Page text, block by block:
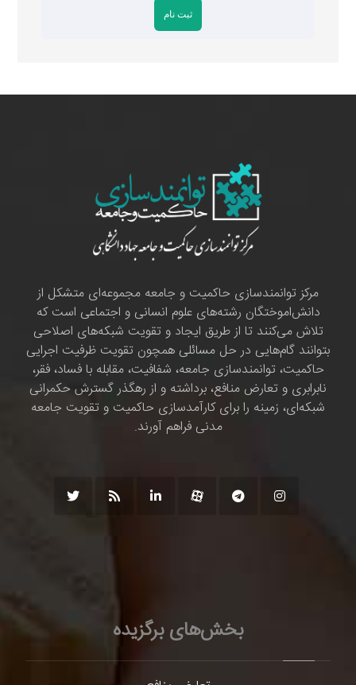
مرکز توانمندسازی حاکمیت و جامعه مجموعه‌ای متشکل از
دانش‌اموختگان رشته‌های علوم انسانی و اجتماعی است که
تلاش می‌کنند تا از طریق ایجاد و تقویت شبکه‌های اصلاحی
بتوانند گام‌هایی در حل مسائلی همچون تقویت ظرفیت اجرایی
حاکمیت، توانمندسازی جامعه، شفافیت، مقابله با فساد، فقر،
نابرابری و تعارض منافع، برداشته و از رهگذر گسترش حکمرانی
شبکه‌ای، زمینه را برای کارآمدسازی حاکمیت و تقویت جامعه
مدنی فراهم آورند.
بخش‌های برگزیده